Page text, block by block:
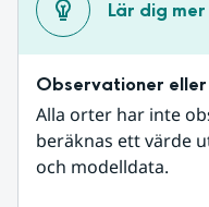
Lär dig mer
Observationer
Alla orter har inte
beräknas ett värde
och modelldata.